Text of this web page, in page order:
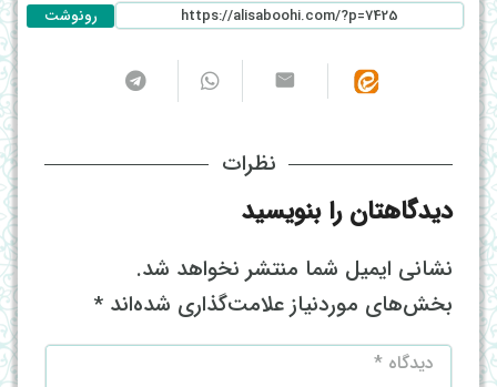
رونوشت
نظرات
دیدگاهتان را بنویسید
نشانی ایمیل شما منتشر نخواهد شد.
بخش‌های موردنیاز علامت‌گذاری شده‌اند *